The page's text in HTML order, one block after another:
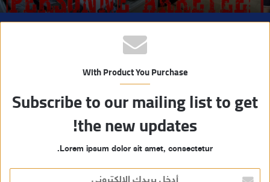
With Product You Purchase
Subscribe to our mailing list to get
the new updates!
Lorem ipsum dolor sit amet, consectetur.